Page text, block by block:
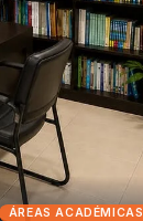
ÁREAS ACADÉMICAS